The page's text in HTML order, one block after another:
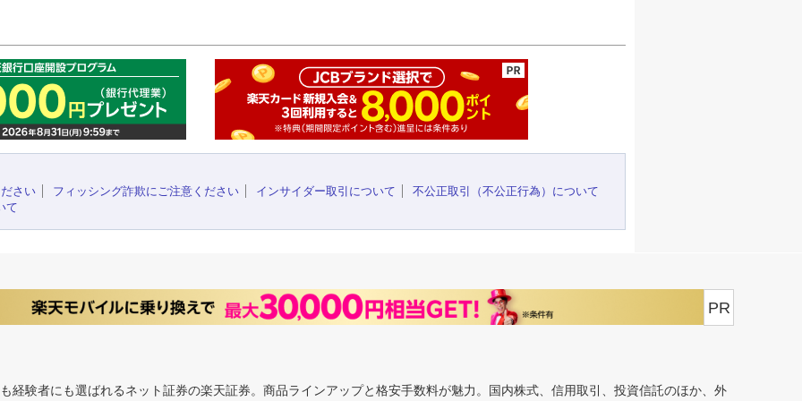
さい フィッシング詐欺にご注意ください インサイダー取引について
不公正取引（不公正行為）について
て
PR
経験者にも選ばれるネット証券の楽天証券。商品ラインアップと格安手数料が魅力。国内株式、信用取引、投資信託のほか、外